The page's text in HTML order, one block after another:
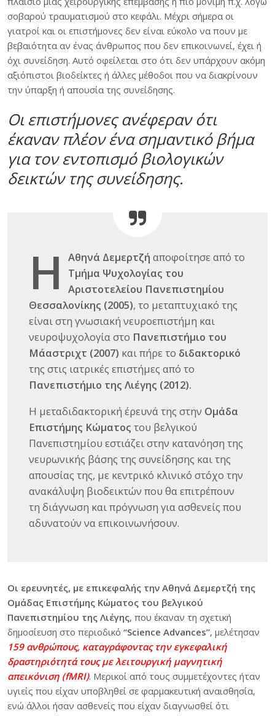
σοβαρού τραυματισμού στο κεφάλι. Μέχρι σήμερα οι
γιατροί και οι επιστήμονες δεν είναι εύκολο να πουν με
βεβαιότητα αν ένας άνθρωπος που δεν επικοινωνεί, έχει ή
όχι συνείδηση. Αυτό οφείλεται στο ότι δεν υπάρχουν ακόμη
αξιόπιστοι βιοδείκτες ή άλλες μέθοδοι που να διακρίνουν
την ύπαρξη ή απουσία της συνείδησης.
Οι επιστήμονες ανέφεραν ότι
έκαναν πλέον ένα σημαντικό βήμα
για τον εντοπισμό βιολογικών
δεικτών της συνείδησης.
Η Αθηνά Δεμερτζή αποφοίτησε από το
Τμήμα Ψυχολογίας του
Αριστοτελείου Πανεπιστημίου
Θεσσαλονίκης (2005), το μεταπτυχιακό της
είναι στη γνωσιακή νευροεπιστήμη και
νευροψυχολογία στο Πανεπιστήμιο του
Μάαστριχτ (2007) και πήρε το διδακτορικό
της στις ιατρικές επιστήμες από το
Πανεπιστήμιο της Λιέγης (2012).
Η μεταδιδακτορική έρευνά της στην Ομάδα
Επιστήμης Κώματος του βελγικού
Πανεπιστημίου εστιάζει στην κατανόηση της
νευρωνικής βάσης της συνείδησης και της
απουσίας της, με κεντρικό κλινικό στόχο την
ανακάλυψη βιοδεικτών που θα επιτρέπουν
τη διάγνωση και πρόγνωση για ασθενείς που
αδυνατούν να επικοινωνήσουν.
Οι ερευνητές, με επικεφαλής την Αθηνά Δεμερτζή της
Ομάδας Επιστήμης Κώματος του βελγικού
Πανεπιστημίου της Λιέγης, που έκαναν τη σχετική
δημοσίευση στο περιοδικό “Science Advances”, μελέτησαν
159 ανθρώπους, καταγράφοντας την εγκεφαλική
δραστηριότητά τους με λειτουργική μαγνητική
απεικόνιση (fMRI). Μερικοί από τους συμμετέχοντες ήταν
υγιείς που είχαν υποβληθεί σε φαρμακευτική αναισθησία,
ενώ άλλοι ήσαν ασθενείς που είχαν διαγνωσθεί ότι